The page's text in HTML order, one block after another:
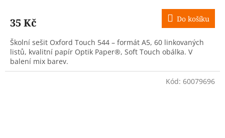
35 Kč Do košíku
Školní sešit Oxford Touch 544 – formát A5, 60 linkovaných
listů, kvalitní papír Optik Paper®, Soft Touch obálka. V
balení mix barev.
Kód: 60079696